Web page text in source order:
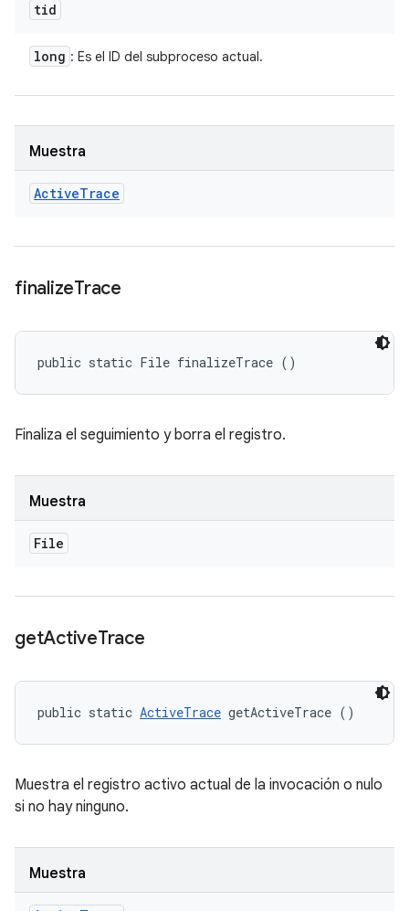
tid
long : Es el ID del subproceso actual.
Muestra
ActiveTrace
finalizeTrace
public static File finalizeTrace ()
Finaliza el seguimiento y borra el registro.
Muestra
File
getActiveTrace
public static ActiveTrace getActiveTrace ()
Muestra el registro activo actual de la invocación o nulo
si no hay ninguno.
Muestra